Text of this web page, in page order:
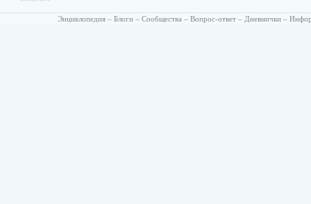
Энциклопедия – Блоги – Сообщества – Вопрос-ответ – Дневнички –